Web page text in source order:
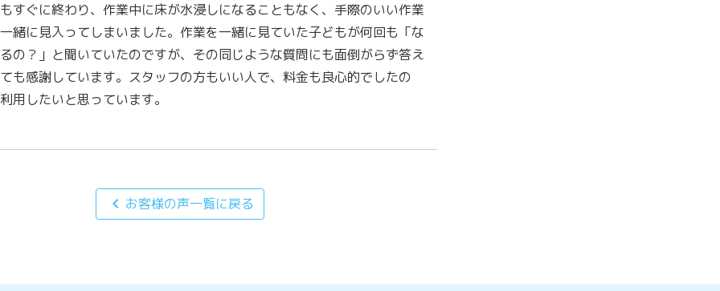
すぐに終わり、作業中に床が水浸しになることもなく、手際のいい作業
緒に見入ってしまいました。作業を一緒に見ていた子どもが何回も「な
の？」と聞いていたのですが、その同じような質問にも面倒がらず答え
も感謝しています。スタッフの方もいい人で、料金も良心的でしたの
用したいと思っています。
chevron_left お客様の声一覧に戻る